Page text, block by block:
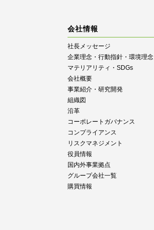
会社情報
社長メッセージ
企業理念・行動指針・環境理念
マテリアリティ・SDGs
会社概要
事業紹介・研究開発
組織図
沿革
コーポレートガバナンス
コンプライアンス
リスクマネジメント
役員情報
国内外事業拠点
グループ会社一覧
購買情報